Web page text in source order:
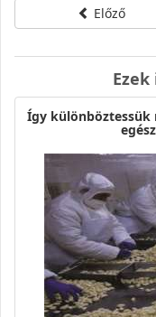
Előző
Így különböztessük